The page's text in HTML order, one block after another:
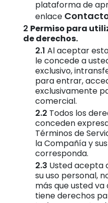
plataforma de
enlace
Permiso para
de derechos.
Al aceptar
le concede a
exclusivo,
para entrar,
exclusivamente
comercial.
Todos los
conceden
Términos de
la Compañía y
corresponda.
Usted acepta
su uso personal,
más que usted va
tiene derechos